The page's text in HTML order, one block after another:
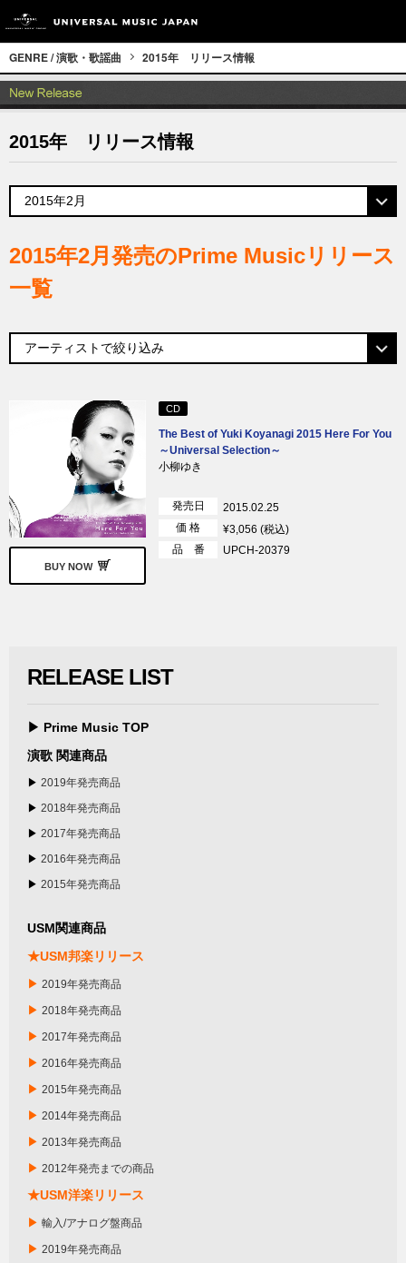
GENRE / 演歌・歌謡曲 2015年 リリース情報
2015年 リリース情報
2015年2月発売のPrime Musicリリース
一覧
BUY NOW
CD
The Best of Yuki Koyanagi 2015 Here For You
～Universal Selection～
小柳ゆき
発売日
2015.02.25
価 格
¥3,056 (税込)
品 番
UPCH-20379
RELEASE LIST
▶ Prime Music TOP
演歌 関連商品
▶ 2019年発売商品
▶ 2018年発売商品
▶ 2017年発売商品
▶ 2016年発売商品
▶ 2015年発売商品
USM関連商品
★USM邦楽リリース
▶ 2019年発売商品
▶ 2018年発売商品
▶ 2017年発売商品
▶ 2016年発売商品
▶ 2015年発売商品
▶ 2014年発売商品
▶ 2013年発売商品
▶ 2012年発売までの商品
★USM洋楽リリース
▶ 輸入/アナログ盤商品
▶ 2019年発売商品